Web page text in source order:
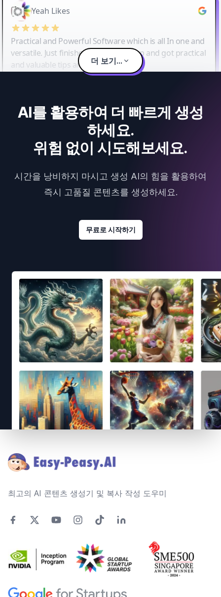
Yeah Likes
Practical and Powerful Software which is all In one and
versatile. Just finished their workshop and got practical
and valuable tips and tricks.
더 보기...
AI를 활용하여 더 빠르게 생성
하세요.
위험 없이 시도해보세요.
시간을 낭비하지 마시고 생성 AI의 힘을 활용하여
즉시 고품질 콘텐츠를 생성하세요.
무료로 시작하기
최고의 AI 콘텐츠 생성기 및 복사 작성 도우미